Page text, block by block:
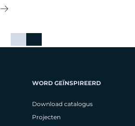
WORD GEÏNSPIREERD
Download catalogus
Projecten